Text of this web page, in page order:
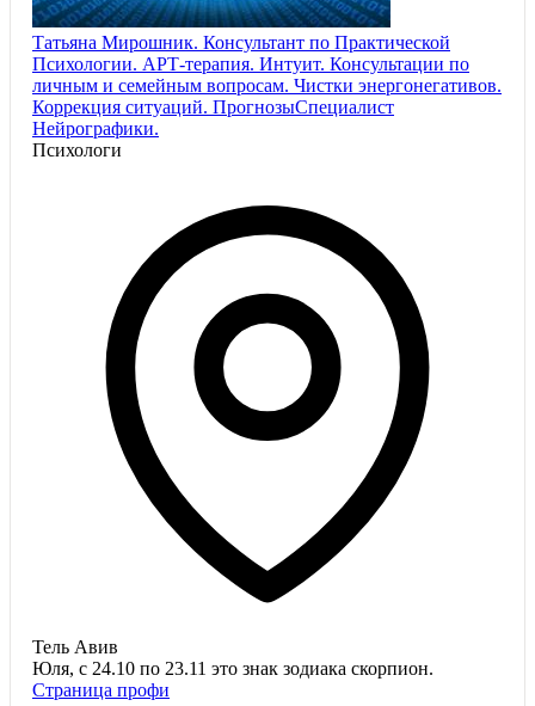
Татьяна Мирошник. Консультант по Практической
Психологии. АРТ-терапия. Интуит. Консультации по
личным и семейным вопросам. Чистки энергонегативов.
Коррекция ситуаций. ПрогнозыСпециалист
Нейрографики.
Психологи
Тель Авив
Юля, с 24.10 по 23.11 это знак зодиака скорпион.
Страница профи